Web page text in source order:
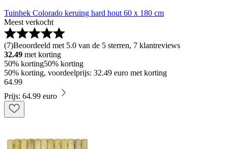
Tuinhek Colorado keruing hard hout 60 x 180 cm
Meest verkocht
(7)Beoordeeld met 5.0 van de 5 sterren, 7 klantreviews
32.49 met korting
50% korting50% korting
50% korting, voordeelprijs: 32.49 euro met korting
64.99
Prijs: 64.99 euro